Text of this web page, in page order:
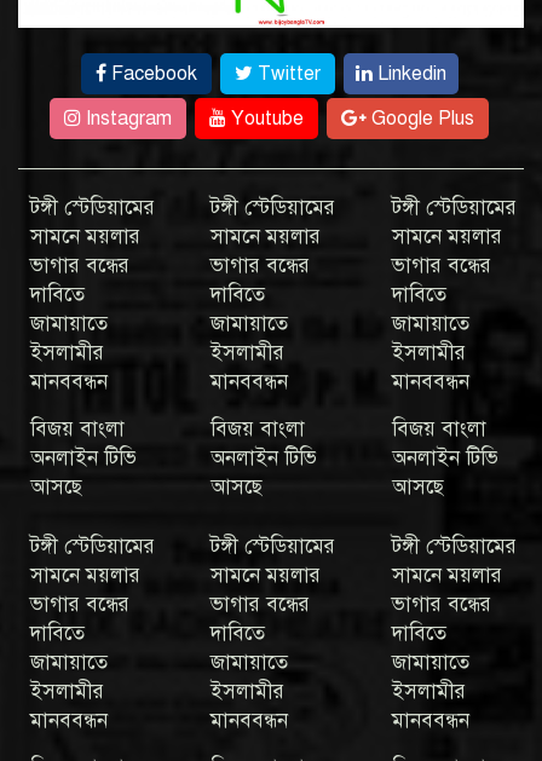
Facebook Twitter
Linkedin
Instagram
Youtube Google Plus
টঙ্গী স্টেডিয়ামের
সামনে ময়লার
ভাগার বন্ধের
দাবিতে
জামায়াতে
ইসলামীর
মানববন্ধন
বিজয় বাংলা
অনলাইন টিভি
আসছে
টঙ্গী স্টেডিয়ামের
সামনে ময়লার
ভাগার বন্ধের
দাবিতে
জামায়াতে
ইসলামীর
মানববন্ধন
বিজয় বাংলা
অনলাইন টিভি
আসছে
টঙ্গী স্টেডিয়ামের
সামনে ময়লার
ভাগার বন্ধের
দাবিতে
জামায়াতে
ইসলামীর
মানববন্ধন
বিজয় বাংলা
অনলাইন টিভি
আসছে
টঙ্গী স্টেডিয়ামের
সামনে ময়লার
ভাগার বন্ধের
দাবিতে
জামায়াতে
ইসলামীর
মানববন্ধন
টঙ্গী স্টেডিয়ামের
সামনে ময়লার
ভাগার বন্ধের
দাবিতে
জামায়াতে
ইসলামীর
মানববন্ধন
টঙ্গী স্টেডিয়ামের
সামনে ময়লার
ভাগার বন্ধের
দাবিতে
জামায়াতে
ইসলামীর
মানববন্ধন